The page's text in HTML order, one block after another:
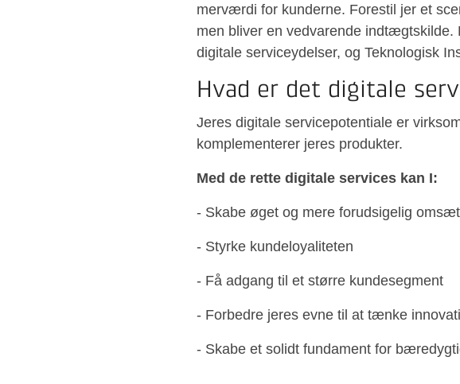
merværdi for kunderne. Forestil jer et
men bliver en vedvarende indtægtskilde.
digitale serviceydelser, og Teknologisk
Hvad er det digitale
Jeres digitale servicepotentiale er
komplementerer jeres produkter.
Med de rette digitale services kan I:
- Skabe øget og mere forudsigelig
- Styrke kundeloyaliteten
- Få adgang til et større kundesegment
- Forbedre jeres evne til at tænke
- Skabe et solidt fundament for